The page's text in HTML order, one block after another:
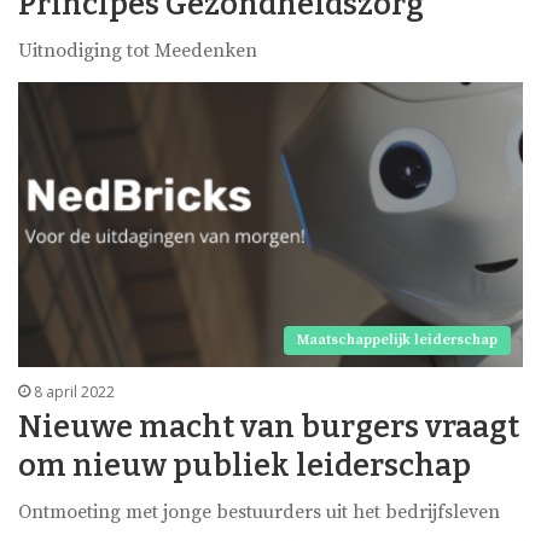
Uitnodiging tot Meedenken
Maatschappelijk leiderschap
8 april 2022
Nieuwe macht van burgers vraagt
om nieuw publiek leiderschap
Ontmoeting met jonge bestuurders uit het bedrijfsleven